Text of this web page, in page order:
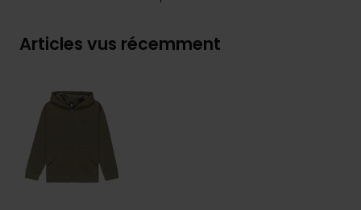
Articles vus récemment